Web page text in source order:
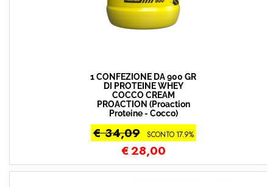
1 CONFEZIONE DA 900 GR
DI PROTEINE WHEY
COCCO CREAM
PROACTION (Proaction
Proteine - Cocco)
€ 34,09 SCONTO 17.9%
€28,00